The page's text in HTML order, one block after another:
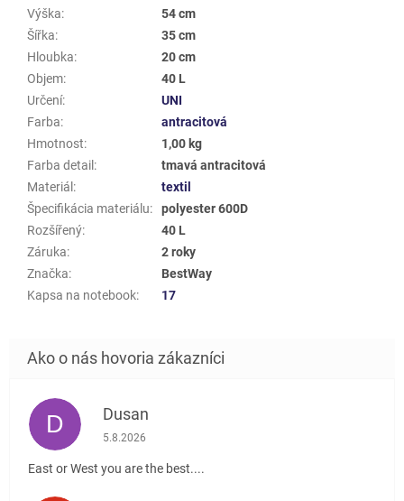
Výška:
54 cm
Šířka:
35 cm
Hloubka:
20 cm
Objem:
40 L
Určení:
UNI
Farba:
antracitová
Hmotnost:
1,00 kg
Farba detail :
tmavá antracitová
Materiál :
textil
Špecifikácia materiálu:
polyester 600D
Rozšířený:
40 L
Záruka:
2 roky
Značka:
BestWay
Kapsa na notebook: 17
D Dusan
Hodnotenie obchodu je 5 z 5 hviezdičiek.
5.8.2026
East or West you are the best....